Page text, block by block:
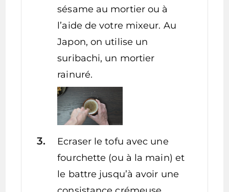
sésame au mortier ou à
l’aide de votre mixeur. Au
Japon, on utilise un
suribachi, un mortier
rainuré.
Ecraser le tofu avec une
fourchette (ou à la main) et
le battre jusqu’à avoir une